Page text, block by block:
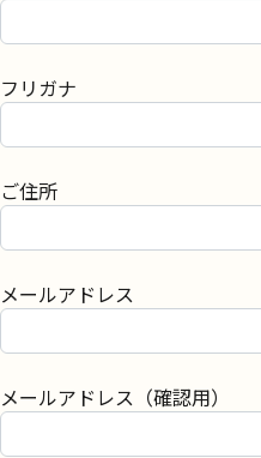
フリガナ
ご住所
メールアドレス
メールアドレス（確認用）